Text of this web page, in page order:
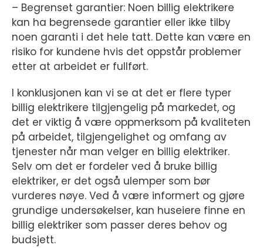
– Begrenset garantier: Noen billig elektrikere
kan ha begrensede garantier eller ikke tilby
noen garanti i det hele tatt. Dette kan være en
risiko for kundene hvis det oppstår problemer
etter at arbeidet er fullført.
I konklusjonen kan vi se at det er flere typer
billig elektrikere tilgjengelig på markedet, og
det er viktig å være oppmerksom på kvaliteten
på arbeidet, tilgjengelighet og omfang av
tjenester når man velger en billig elektriker.
Selv om det er fordeler ved å bruke billig
elektriker, er det også ulemper som bør
vurderes nøye. Ved å være informert og gjøre
grundige undersøkelser, kan huseiere finne en
billig elektriker som passer deres behov og
budsjett.